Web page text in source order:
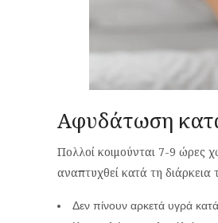
Αφυδάτωση
Πολλοί κοιμούνται 7-9 ώρες
αναπτυχθεί κατά τη διάρκεια
Δεν πίνουν αρκετά υγρά